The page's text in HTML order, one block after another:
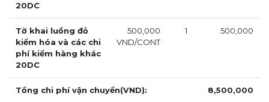
20DC
Tờ khai luồng đỏ
kiểm hóa và các chi
phí kiểm hàng khác
20DC
500,000
VND/CONT
1 500,000
Tổng chi phí vận chuyển(VND): 8,500,000